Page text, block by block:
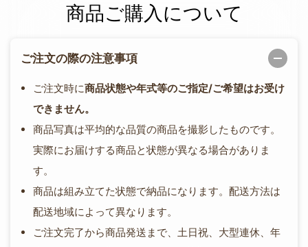
商品ご購入について
ご注文の際の注意事項
ご注文時に商品状態や年式等のご指定/ご希望はお受け
できません。
商品写真は平均的な品質の商品を撮影したものです。
実際にお届けする商品と状態が異なる場合がありま
す。
商品は組み立てた状態で納品になります。配送方法は
配送地域によって異なります。
ご注文完了から商品発送まで、土日祝、大型連休、年